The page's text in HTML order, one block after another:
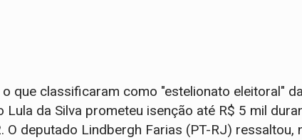
que classificaram como "estelionato eleitoral" da
da Silva prometeu isenção até R$ 5 mil
deputado Lindbergh Farias (PT-RJ) ressaltou,